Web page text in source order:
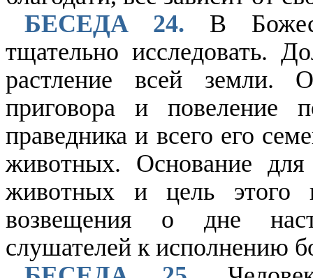
БЕСЕДА 24. В
тщательно исследовать.
растление всей земли.
приговора и повеление
праведника и всего его
животных. Основание
животных и цель этого
возвещения о дне
слушателей к исполнению